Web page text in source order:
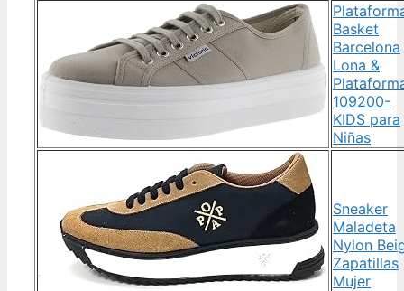
Basket
Barcelona
Lona &
109200-
KIDS para
Niñas
Sneaker
Maladeta
Nylon
Zapatillas
Mujer